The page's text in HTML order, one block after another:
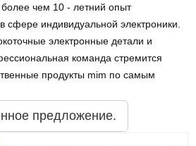
чем 10 - летний опыт
сфере индивидуальной электроники.
электронные детали и
команда стремится
продукты mim по самым
предложение.